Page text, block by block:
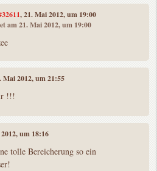
, 21. Mai 2012, um 19:00
am 21. Mai 2012, um 19:00
Mai 2012, um 21:55
!!!
um 18:16
tolle Bereicherung so ein